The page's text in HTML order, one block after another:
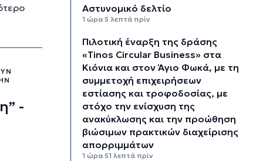
-
Αστυνομικό δελτίο
1 ώρα 5 λεπτά πρίν
Πιλοτική έναρξη της δράσης
«Tinos Circular Business» στα
Κιόνια και στον Άγιο Φωκά, με τη
συμμετοχή επιχειρήσεων
εστίασης και τροφοδοσίας, με
στόχο την ενίσχυση της
ανακύκλωσης και την προώθηση
βιώσιμων πρακτικών διαχείρισης
απορριμμάτων
1 ώρα 51 λεπτά πρίν